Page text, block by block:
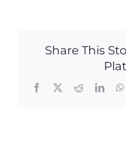
Share This
Facebook
X Reddit